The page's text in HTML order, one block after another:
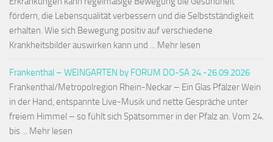
fördern, die Lebensqualität verbessern und die Selbstständigkeit
erhalten. Wie sich Bewegung positiv auf verschiedene
Krankheitsbilder auswirken kann und ... Mehr lesen
Frankenthal – WEINGARTEN by FORUM DO-SA 24.-26.09.2026
Frankenthal/Metropolregion Rhein-Neckar – Ein Glas Pfälzer Wein
in der Hand, entspannte Live-Musik und nette Gespräche unter
freiem Himmel – so fühlt sich Spätsommer in der Pfalz an. Vom 24.
bis ... Mehr lesen